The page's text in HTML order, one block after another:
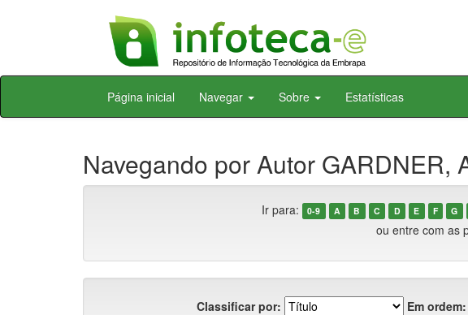
Skip
Página inicial Navegar Sobre Estatísticas
Navegando por Autor GARDNER,
Ir para: 0-9 A B C D E F G
ou entre com as
Classificar por: Em ordem: